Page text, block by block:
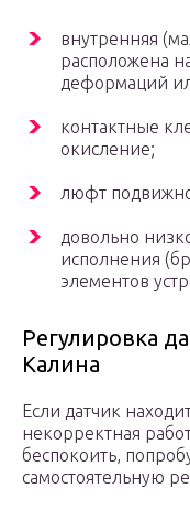
внутренняя
расположена
деформаций
контактные
окисление;
люфт
довольно
исполнения
элементов
Регулировка
Калина
Если датчик
некорректная
беспокоить,
самостоятельную